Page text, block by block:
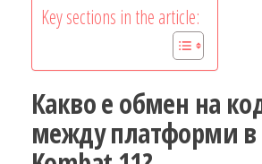
Key sections in the article:
Какво е обмен на
между платформи